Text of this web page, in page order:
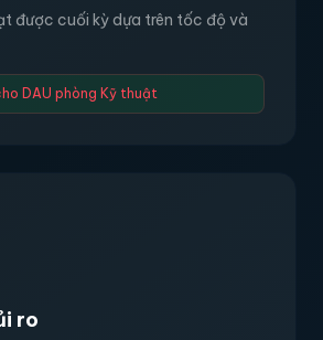
được cuối kỳ dựa trên tốc độ và
DAU phòng Kỹ thuật
ro